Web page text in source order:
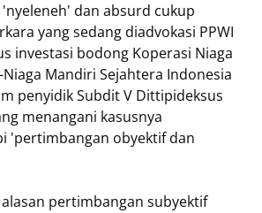
dan absurd cukup
yang sedang diadvokasi PPWI
investasi bodong Koperasi Niaga
Mandiri Sejahtera Indonesia
penyidik Subdit V Dittipideksus
menangani kasusnya
'pertimbangan obyektif dan
pertimbangan subyektif